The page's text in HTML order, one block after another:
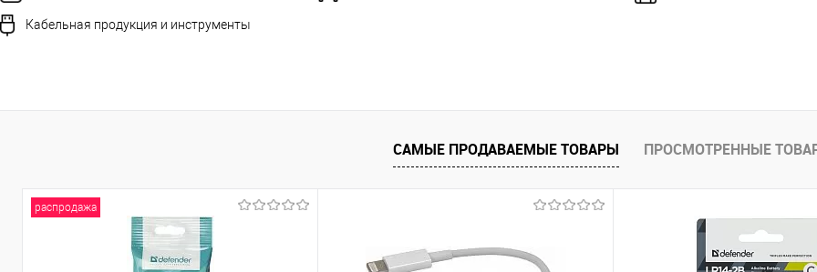
Кабельная продукция и инструменты
САМЫЕ ПРОДАВАЕМЫЕ ТОВАРЫ ПРОСМОТРЕННЫЕ
распродажа